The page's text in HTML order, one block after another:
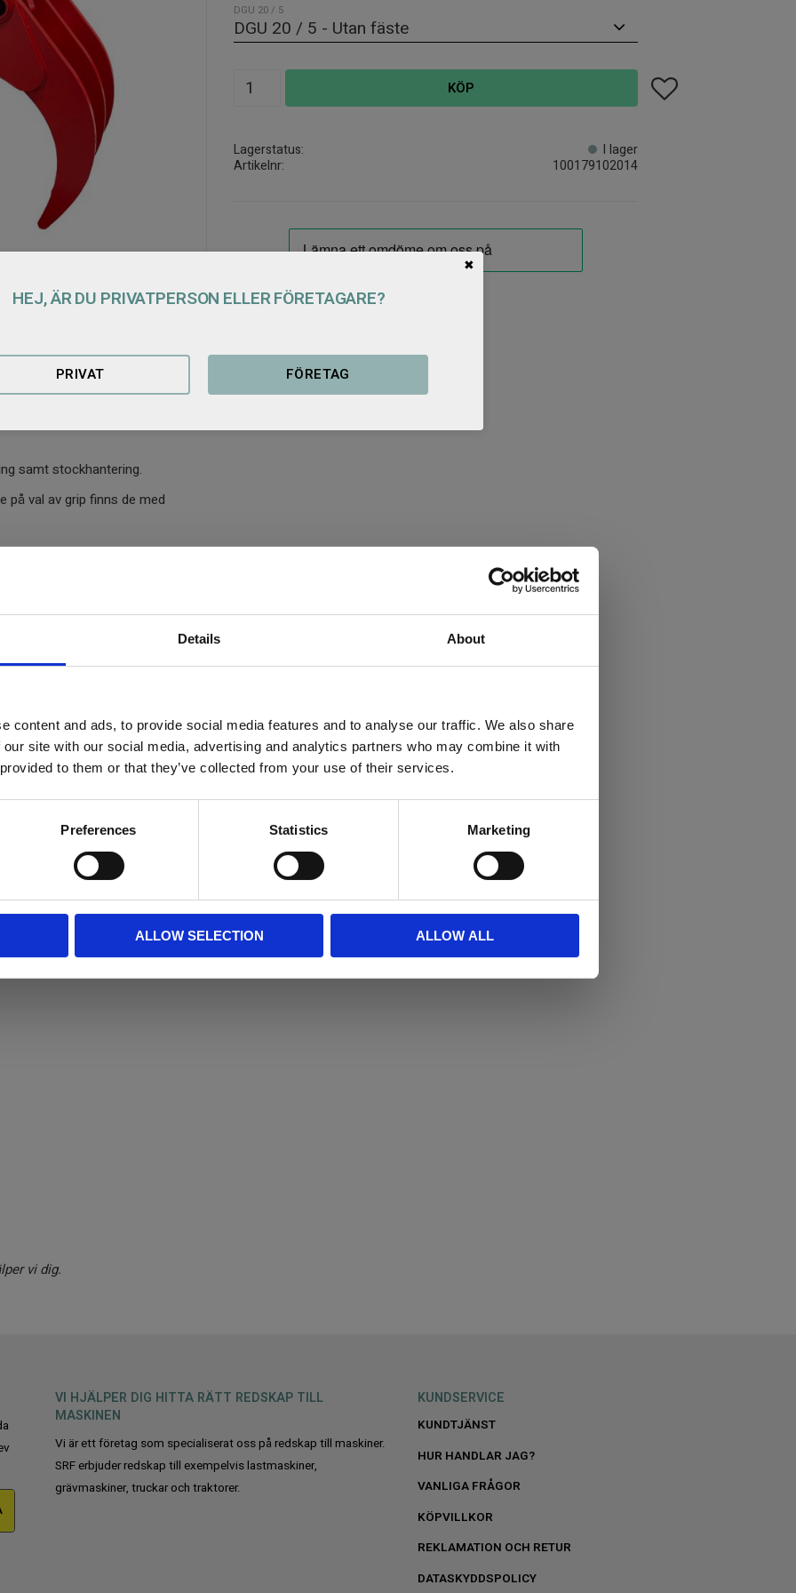
Details About
content and ads, to provide social media features and to analyse our traffic. We also share
site with our social media, advertising and analytics partners who may combine it with
to them or that they’ve collected from your use of their services.
Preferences Statistics Marketing
ALLOW SELECTION ALLOW ALL
DGU 20 / 5
KÖP Lägg till i favoriter
Lagerstatus
I lager
Artikelnr
100179102014
samt stockhantering.
på val av grip finns de med
som gör det lätt att hantera
gör det även enkelt att
underifrån.
vi dig.
VI HJÄLPER DIG HITTA RÄTT REDSKAP TILL
MASKINEN
Vi är ett företag som specialiserat oss på redskap till maskiner.
SRF erbjuder redskap till exempelvis lastmaskiner,
grävmaskiner, truckar och traktorer.
KUNDSERVICE
KUNDTJÄNST
HUR HANDLAR JAG?
VANLIGA FRÅGOR
KÖPVILLKOR
REKLAMATION OCH RETUR
DATASKYDDSPOLICY
HEJ, ÄR DU PRIVATPERSON ELLER FÖRETAGARE?
PRIVAT FÖRETAG
✖